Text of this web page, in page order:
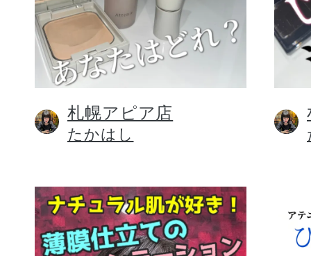
メイクアップ
健康食品／サプ
ファッション
札幌アピア店
たかはし